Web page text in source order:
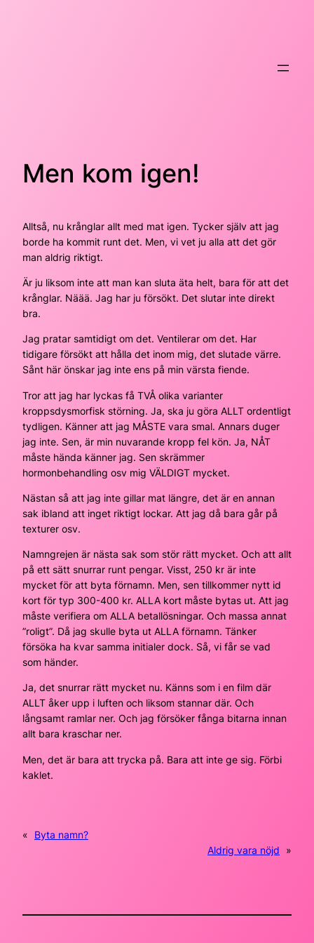
Men kom igen!
Alltså, nu krånglar allt med mat igen. Tycker själv att jag
borde ha kommit runt det. Men, vi vet ju alla att det gör
man aldrig riktigt.
Är ju liksom inte att man kan sluta äta helt, bara för att det
krånglar. Näää. Jag har ju försökt. Det slutar inte direkt
bra.
Jag pratar samtidigt om det. Ventilerar om det. Har
tidigare försökt att hålla det inom mig, det slutade värre.
Sånt här önskar jag inte ens på min värsta fiende.
Tror att jag har lyckas få TVÅ olika varianter
kroppsdysmorfisk störning. Ja, ska ju göra ALLT ordentligt
tydligen. Känner att jag MÅSTE vara smal. Annars duger
jag inte. Sen, är min nuvarande kropp fel kön. Ja, NÅT
måste hända känner jag. Sen skrämmer
hormonbehandling osv mig VÄLDIGT mycket.
Nästan så att jag inte gillar mat längre, det är en annan
sak ibland att inget riktigt lockar. Att jag då bara går på
texturer osv.
Namngrejen är nästa sak som stör rätt mycket. Och att allt
på ett sätt snurrar runt pengar. Visst, 250 kr är inte
mycket för att byta förnamn. Men, sen tillkommer nytt id
kort för typ 300-400 kr. ALLA kort måste bytas ut. Att jag
måste verifiera om ALLA betallösningar. Och massa annat
”roligt”. Då jag skulle byta ut ALLA förnamn. Tänker
försöka ha kvar samma initialer dock. Så, vi får se vad
som händer.
Ja, det snurrar rätt mycket nu. Känns som i en film där
ALLT åker upp i luften och liksom stannar där. Och
långsamt ramlar ner. Och jag försöker fånga bitarna innan
allt bara kraschar ner.
Men, det är bara att trycka på. Bara att inte ge sig. Förbi
kaklet.
«
Byta namn?
Aldrig vara nöjd
»